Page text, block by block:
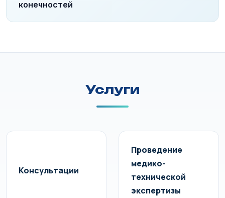
конечностей
Услуги
Консультации
Проведение
медико-
технической
экспертизы